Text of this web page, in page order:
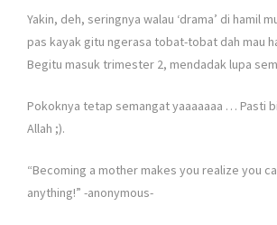
Yakin, deh, seringnya walau ‘drama’ di hamil
pas kayak gitu ngerasa tobat-tobat dah mau
Begitu masuk trimester 2, mendadak lupa
Pokoknya tetap semangat yaaaaaaa … Pasti
Allah ;).
“Becoming a mother makes you realize you
anything!” -anonymous-